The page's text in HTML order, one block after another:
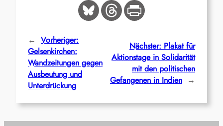
← Vorheriger:
Gelsenkirchen:
Wandzeitungen gegen
Ausbeutung und
Unterdrückung
Nächster: Plakat für
Aktionstage in Solidarität
mit den politischen
Gefangenen in Indien →